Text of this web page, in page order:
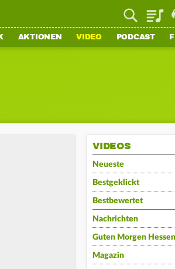
AKTIONEN VIDEO PODCAST
VIDEOS
Neueste
Bestgeklickt
Bestbewertet
Nachrichten
Guten Morgen Hessen
Magazin